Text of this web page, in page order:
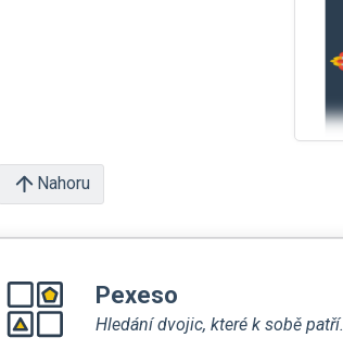
Nahoru
Pexeso
Hledání dvojic, které k sobě patří.